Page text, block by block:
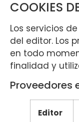
COOKIES
Los servicios
del editor. Los
en todo
finalidad y
Proveedores
Editor